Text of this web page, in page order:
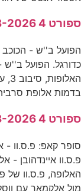
ספורט 4 05-08-2026
כדורגל. הפועל
בדמות אלופת
ספורט 4 04-08-2026
האלופה, פ.ס.וו של
מול אלקמאר עם